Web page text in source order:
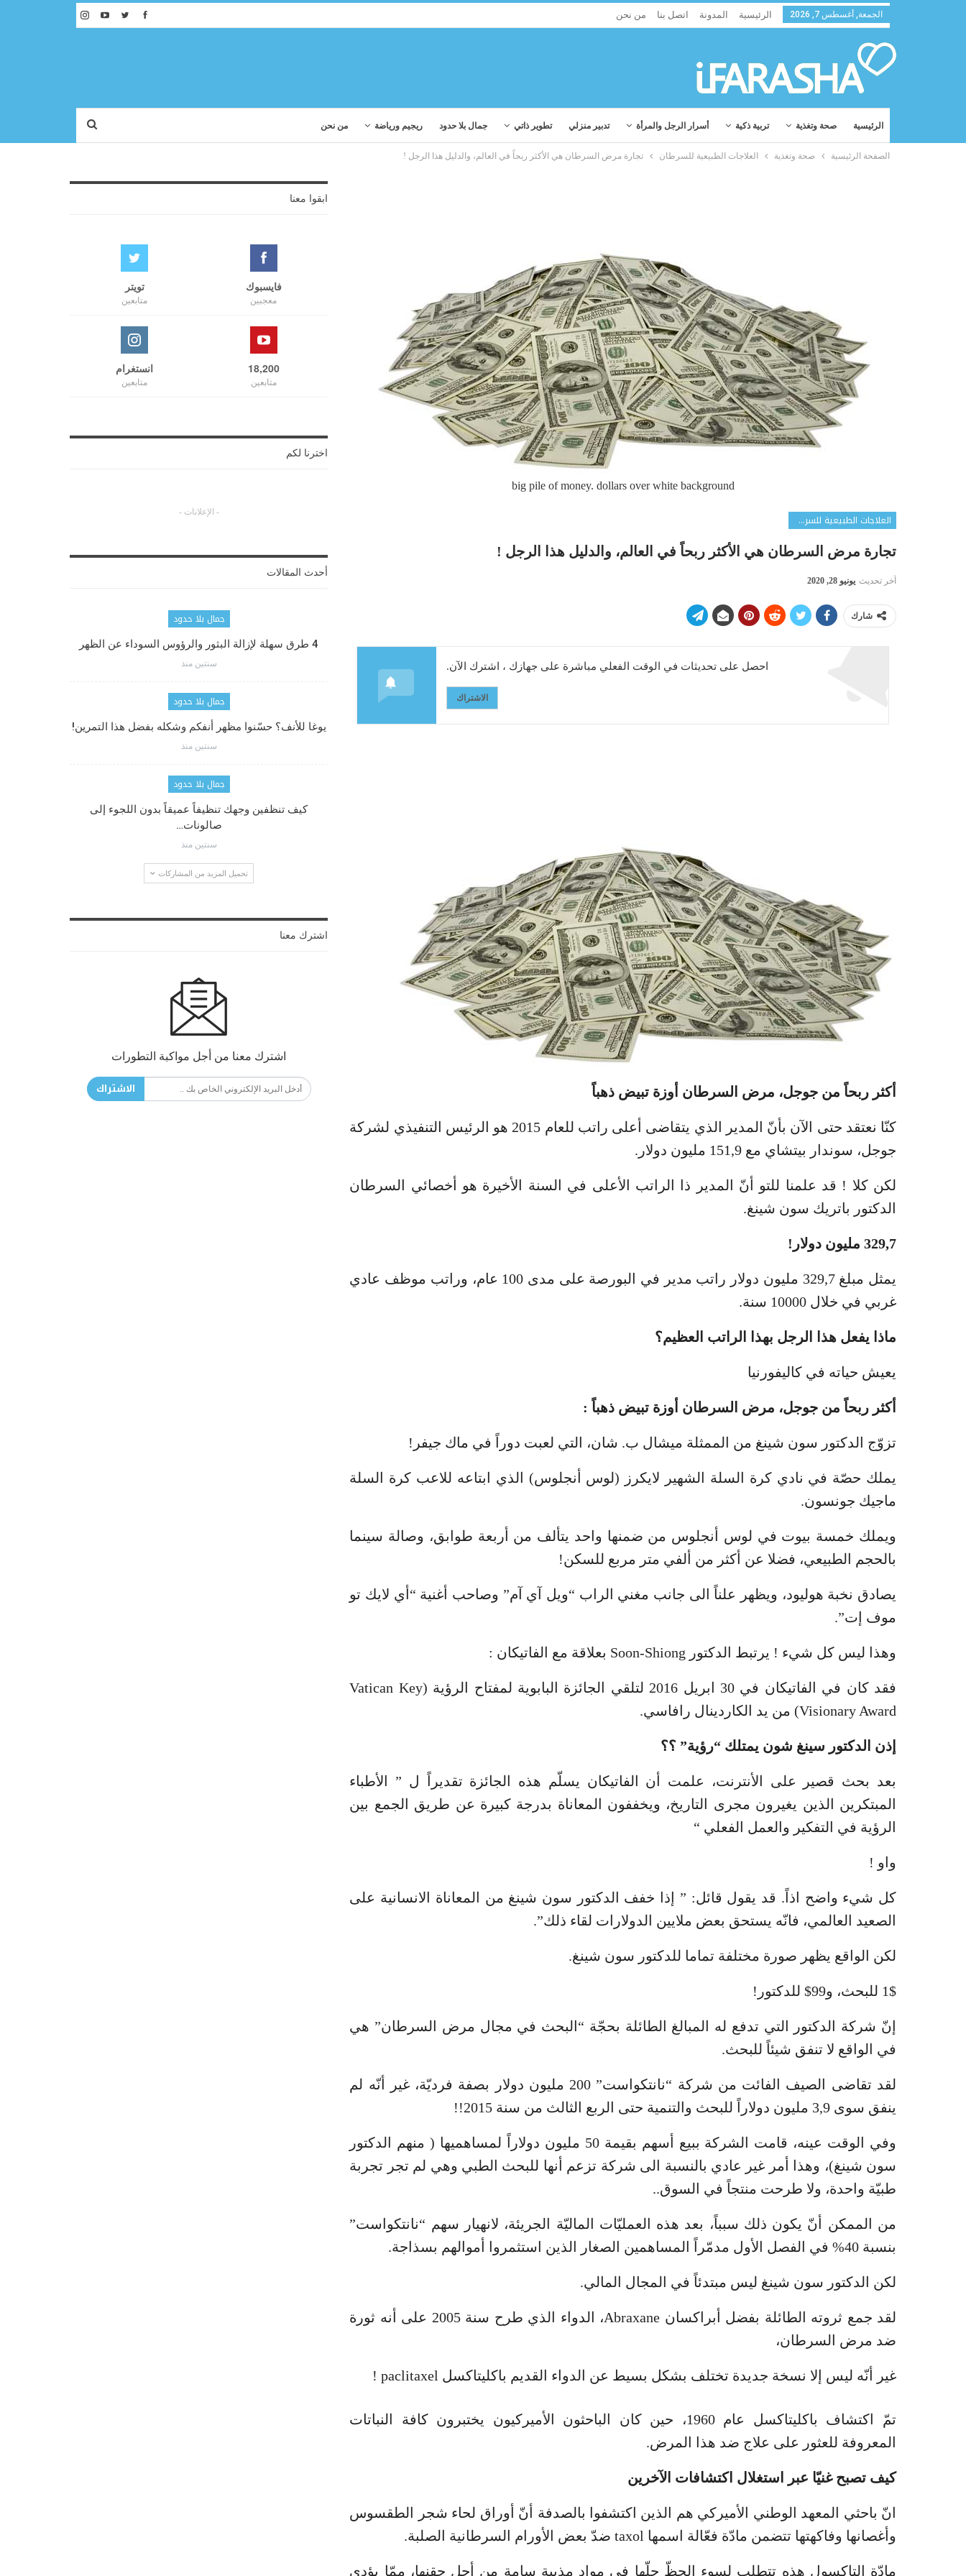
الجمعة, أغسطس 7, 2026 الرئيسية المدونة اتصل بنا من نحن
الرئيسية صحة وتغذية تربية ذكية أسرار الرجل والمرأة تدبير منزلي تطوير ذاتي جمال بلا حدود ريجيم ورياضة من نحن
الصفحة الرئيسية صحة وتغذية العلاجات الطبيعية للسرطان تجارة مرض السرطان هي الأكثر ربحاً في العالم، والدليل هذا الرجل !
big pile of money. dollars over white background
العلاجات الطبيعية للسرطان
تجارة مرض السرطان هي الأكثر ربحاً في العالم، والدليل هذا الرجل !
آخر تحديث يونيو 28, 2020
شارك
احصل على تحديثات في الوقت الفعلي مباشرة على جهازك ، اشترك الآن.
الاشتراك
أكثر ربحاً من جوجل، مرض السرطان أوزة تبيض ذهباً
كنّا نعتقد حتى الآن بأنّ المدير الذي يتقاضى أعلى راتب للعام 2015 هو الرئيس التنفيذي لشركة
جوجل، سوندار بيتشاي مع 151,9 مليون دولار.
لكن كلا ! قد علمنا للتو أنّ المدير ذا الراتب الأعلى في السنة الأخيرة هو أخصائي السرطان
الدكتور باتريك سون شينغ.
329,7 مليون دولار!
يمثل مبلغ 329,7 مليون دولار راتب مدير في البورصة على مدى 100 عام، وراتب موظف عادي
غربي في خلال 10000 سنة.
ماذا يفعل هذا الرجل بهذا الراتب العظيم؟
يعيش حياته في كاليفورنيا
أكثر ربحاً من جوجل، مرض السرطان أوزة تبيض ذهباً :
تزوّج الدكتور سون شينغ من الممثلة ميشال ب. شان، التي لعبت دوراً في ماك جيفر!
يملك حصّة في نادي كرة السلة الشهير لايكرز (لوس أنجلوس) الذي ابتاعه للاعب كرة السلة
ماجيك جونسون.
ويملك خمسة بيوت في لوس أنجلوس من ضمنها واحد يتألف من أربعة طوابق، وصالة سينما
بالحجم الطبيعي، فضلا عن أكثر من ألفي متر مربع للسكن!
يصادق نخبة هوليود، ويظهر علناً الى جانب مغني الراب “ويل آي آم” وصاحب أغنية “أي لايك تو
موف إت”.
وهذا ليس كل شيء ! يرتبط الدكتور Soon-Shiong بعلاقة مع الفاتيكان :
فقد كان في الفاتيكان في 30 ابريل 2016 لتلقي الجائزة البابوية لمفتاح الرؤية (Vatican Key
Visionary Award) من يد الكاردينال رافاسي.
إذن الدكتور سينغ شون يمتلك “رؤية” ؟؟
بعد بحث قصير على الأنترنت، علمت أن الفاتيكان يسلّم هذه الجائزة تقديراً ل ” الأطباء
المبتكرين الذين يغيرون مجرى التاريخ، ويخففون المعاناة بدرجة كبيرة عن طريق الجمع بين
الرؤية في التفكير والعمل الفعلي “
واو !
كل شيء واضح اذاً. قد يقول قائل: ” إذا خفف الدكتور سون شينغ من المعاناة الانسانية على
الصعيد العالمي، فانّه يستحق بعض ملايين الدولارات لقاء ذلك”.
لكن الواقع يظهر صورة مختلفة تماما للدكتور سون شينغ.
1$ للبحث، و99$ للدكتور!
إنّ شركة الدكتور التي تدفع له المبالغ الطائلة بحجّة “البحث في مجال مرض السرطان” هي
في الواقع لا تنفق شيئاً للبحث.
لقد تقاضى الصيف الفائت من شركة “نانتكواست” 200 مليون دولار بصفة فرديّة، غير أنّه لم
ينفق سوى 3,9 مليون دولاراً للبحث والتنمية حتى الربع الثالث من سنة 2015!!
وفي الوقت عينه، قامت الشركة ببيع أسهم بقيمة 50 مليون دولاراً لمساهميها ( منهم الدكتور
سون شينغ)، وهذا أمر غير عادي بالنسبة الى شركة تزعم أنها للبحث الطبي وهي لم تجر تجربة
طبيّة واحدة، ولا طرحت منتجاً في السوق..
من الممكن أنّ يكون ذلك سبباً، بعد هذه العمليّات الماليّة الجريئة، لانهيار سهم “نانتكواست”
بنسبة 40% في الفصل الأول مدمّراً المساهمين الصغار الذين استثمروا أموالهم بسذاجة.
لكن الدكتور سون شينغ ليس مبتدئاً في المجال المالي.
لقد جمع ثروته الطائلة بفضل أبراكسان Abraxane، الدواء الذي طرح سنة 2005 على أنه ثورة
ضد مرض السرطان،
غير أنّه ليس إلا نسخة جديدة تختلف بشكل بسيط عن الدواء القديم باكليتاكسل paclitaxel !
تمّ اكتشاف باكليتاكسل عام 1960، حين كان الباحثون الأميركيون يختبرون كافة النباتات
المعروفة للعثور على علاج ضد هذا المرض.
كيف تصبح غنيّا عبر استغلال اكتشافات الآخرين
انّ باحثي المعهد الوطني الأميركي هم الذين اكتشفوا بالصدفة أنّ أوراق لحاء شجر الطقسوس
وأغصانها وفاكهتها تتضمن مادّة فعّالة اسمها taxol ضدّ بعض الأورام السرطانية الصلبة.
مادّة التاكسول هذه تتطلب لسوء الحظّ حلّها في مواد مذيبة سامة من أجل حقنها، ممّا يؤدي
ابقوا معنا
فايسبوك
معجبين
تويتر
متابعين
18,200
متابعين
انستغرام
متابعين
اخترنا لكم
- الإعلانات -
أحدث المقالات
جمال بلا حدود
4 طرق سهلة لإزالة البثور والرؤوس السوداء عن الظهر
سنتين منذ
جمال بلا حدود
يوغا للأنف؟ حسّنوا مظهر أنفكم وشكله بفضل هذا التمرين!
سنتين منذ
جمال بلا حدود
كيف تنظفين وجهك تنظيفاً عميقاً بدون اللجوء إلى
صالونات…
سنتين منذ
تحميل المزيد من المشاركات
اشترك معنا
اشترك معنا من أجل مواكبة التطورات
الاشتراك